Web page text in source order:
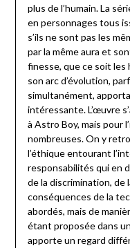
plus de l’humain. La
en personnages tous
s’ils ne sont pas les
par la même aura et
finesse, que ce soit les
son arc d’évolution,
simultanément,
intéressante. L’œuvre
à Astro Boy, mais pour
nombreuses. On y
l’éthique entourant
responsabilités qui en
de la discrimination, de
conséquences de la
abordés, mais de
étant proposée dans
apporte un regard